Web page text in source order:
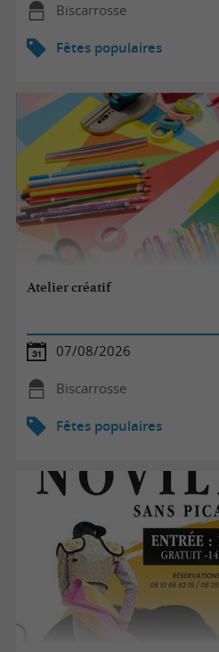
Biscarrosse
Fêtes populaires
Atelier créatif
07/08/2026
Biscarrosse
Fêtes populaires